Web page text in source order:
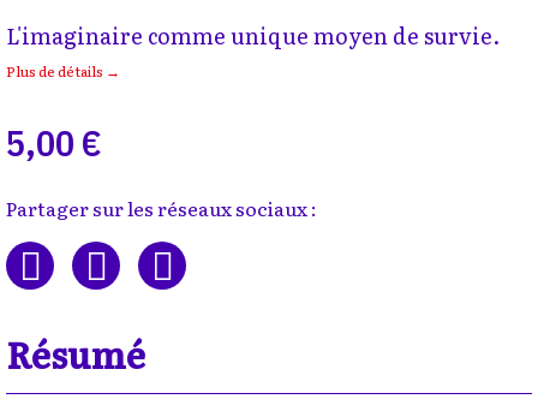
L'imaginaire comme unique moyen de survie.
Plus de détails →
5,00 €
Partager sur les réseaux sociaux :
Résumé